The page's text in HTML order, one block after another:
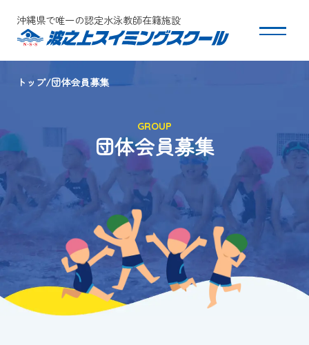
沖縄県で唯一の認定水泳教師在籍施設
コース・クラス紹介
体験・入会
団体会員募集
保護者の方へ
採用情報
トップ 団体会員募集
GROUP
団体会員募集